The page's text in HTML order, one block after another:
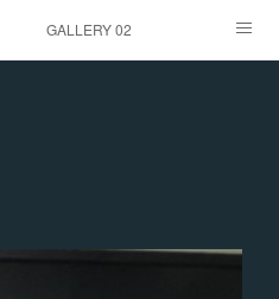
GALLERY 02